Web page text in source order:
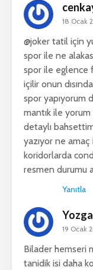
18 Ocak
@joker tatil için
spor ile ne
spor ile eglence
içilir onun
spor yapıyorum
mantık ile yorum
detaylı
yazıyor ne amaç
koridorlarda
resmen durumu
Yanıtla
19 Ocak
Bilader hemseri
tanidik isi daha